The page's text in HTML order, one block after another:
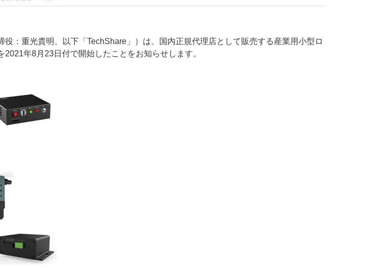
：重光貴明、以下「TechShare」）は、国内正規代理店として販売する産業用小型ロ
年8月23日付で開始したことをお知らせします。